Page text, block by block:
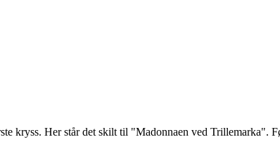
kryss. Her står det skilt til "Madonnaen ved Trillemarka".